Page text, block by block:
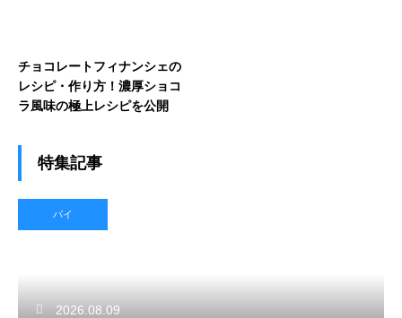
チョコレートフィナンシェの
レシピ・作り方！濃厚ショコ
ラ風味の極上レシピを公開
特集記事
パイ
2026.08.09